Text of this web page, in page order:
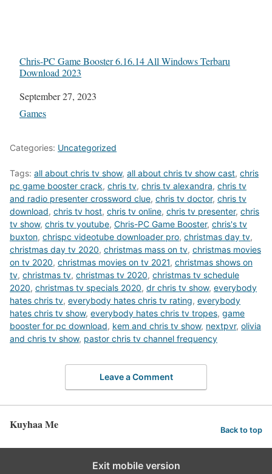
Chris-PC Game Booster 6.16.14 All Windows Terbaru
Download 2023
Date
September 27, 2023
In relation to
Games
Categories: Uncategorized
Tags: all about chris tv show, all about chris tv show cast, chris
pc game booster crack, chris tv, chris tv alexandra, chris tv
and radio presenter crossword clue, chris tv doctor, chris tv
download, chris tv host, chris tv online, chris tv presenter, chris
tv show, chris tv youtube, Chris-PC Game Booster, chris's tv
buxton, chrispc videotube downloader pro, christmas day tv,
christmas day tv 2020, christmas mass on tv, christmas movies
on tv 2020, christmas movies on tv 2021, christmas shows on
tv, christmas tv, christmas tv 2020, christmas tv schedule
2020, christmas tv specials 2020, dr chris tv show, everybody
hates chris tv, everybody hates chris tv rating, everybody
hates chris tv show, everybody hates chris tv tropes, game
booster for pc download, kem and chris tv show, nextpvr, olivia
and chris tv show, pastor chris tv channel frequency
Leave a Comment
Kuyhaa Me Back to top
Exit mobile version